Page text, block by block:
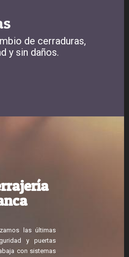
de cerraduras,
y sin daños.
las últimas
y puertas
con sistemas